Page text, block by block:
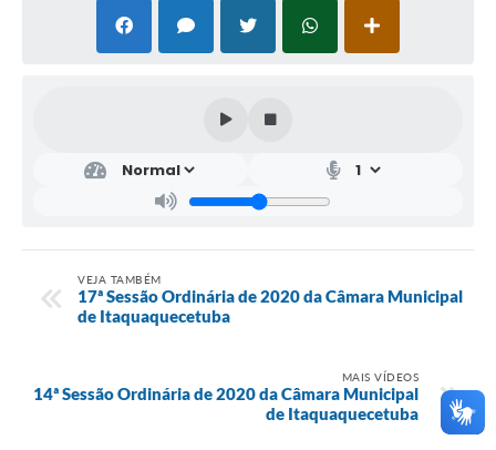
VEJA TAMBÉM
17ª Sessão Ordinária de 2020 da Câmara Municipal
de Itaquaquecetuba
MAIS VÍDEOS
14ª Sessão Ordinária de 2020 da Câmara Municipal
de Itaquaquecetuba